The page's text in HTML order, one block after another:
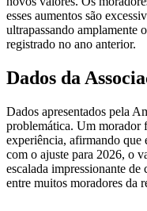
esses aumentos são
ultrapassando amplamente
registrado no ano anterior.
Dados da
Dados apresentados pela
problemática. Um morador
experiência, afirmando que
com o ajuste para 2026, o
escalada impressionante de
entre muitos moradores da